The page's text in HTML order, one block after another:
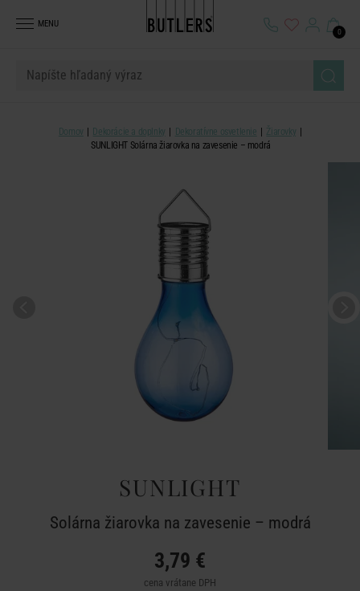
MENU
0
Domov Dekorácie a doplnky Dekoratívne osvetlenie
Žiarovky
SUNLIGHT Solárna žiarovka na zavesenie – modrá
SUNLIGHT
Solárna žiarovka na zavesenie – modrá
3,79 €
cena vrátane DPH